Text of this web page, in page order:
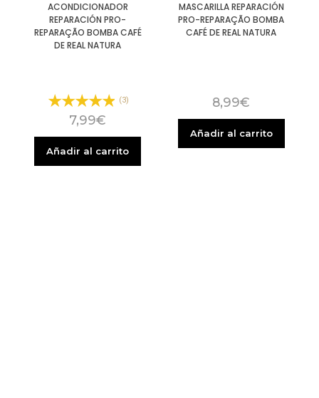
ACONDICIONADOR
REPARACIÓN PRO-
REPARAÇÃO BOMBA CAFÉ
DE REAL NATURA
(3)
7,99€
Añadir al carrito
MASCARILLA REPARACIÓN
PRO-REPARAÇÃO BOMBA
CAFÉ DE REAL NATURA
8,99€
Añadir al carrito